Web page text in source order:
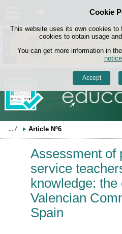
Cookie
This website uses its own cookies to
cookies to obtain usage
You can get more information in
notice.
Accept
Article Nº6
Assessment of
service
knowledge: the
Valencian
Spain